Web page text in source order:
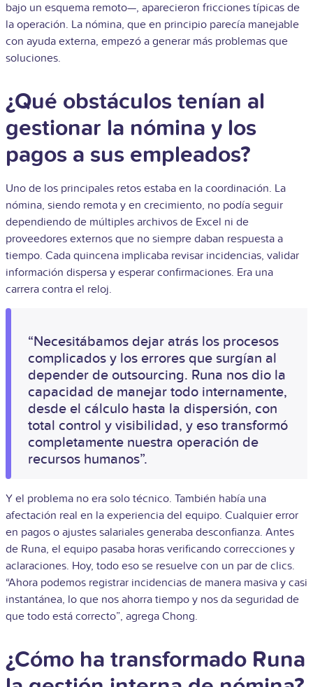
bajo un esquema remoto—, aparecieron fricciones típicas de
la operación. La nómina, que en principio parecía manejable
con ayuda externa, empezó a generar más problemas que
soluciones.
¿Qué obstáculos tenían al
gestionar la nómina y los
pagos a sus empleados?
Uno de los principales retos estaba en la coordinación. La
nómina, siendo remota y en crecimiento, no podía seguir
dependiendo de múltiples archivos de Excel ni de
proveedores externos que no siempre daban respuesta a
tiempo. Cada quincena implicaba revisar incidencias, validar
información dispersa y esperar confirmaciones. Era una
carrera contra el reloj.
“Necesitábamos dejar atrás los procesos
complicados y los errores que surgían al
depender de outsourcing. Runa nos dio la
capacidad de manejar todo internamente,
desde el cálculo hasta la dispersión, con
total control y visibilidad, y eso transformó
completamente nuestra operación de
recursos humanos”.
Y el problema no era solo técnico. También había una
afectación real en la experiencia del equipo. Cualquier error
en pagos o ajustes salariales generaba desconfianza. Antes
de Runa, el equipo pasaba horas verificando correcciones y
aclaraciones. Hoy, todo eso se resuelve con un par de clics.
“Ahora podemos registrar incidencias de manera masiva y casi
instantánea, lo que nos ahorra tiempo y nos da seguridad de
que todo está correcto”, agrega Chong.
¿Cómo ha transformado Runa